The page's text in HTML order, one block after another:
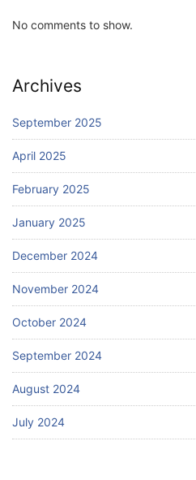
No comments to show.
Archives
September 2025
April 2025
February 2025
January 2025
December 2024
November 2024
October 2024
September 2024
August 2024
July 2024